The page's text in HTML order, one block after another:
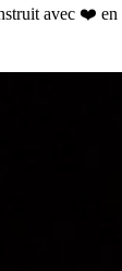
avec ❤️ en